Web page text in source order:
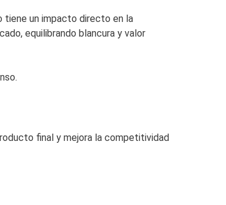
tiene un impacto directo en la
equilibrando blancura y valor
final y mejora la competitividad